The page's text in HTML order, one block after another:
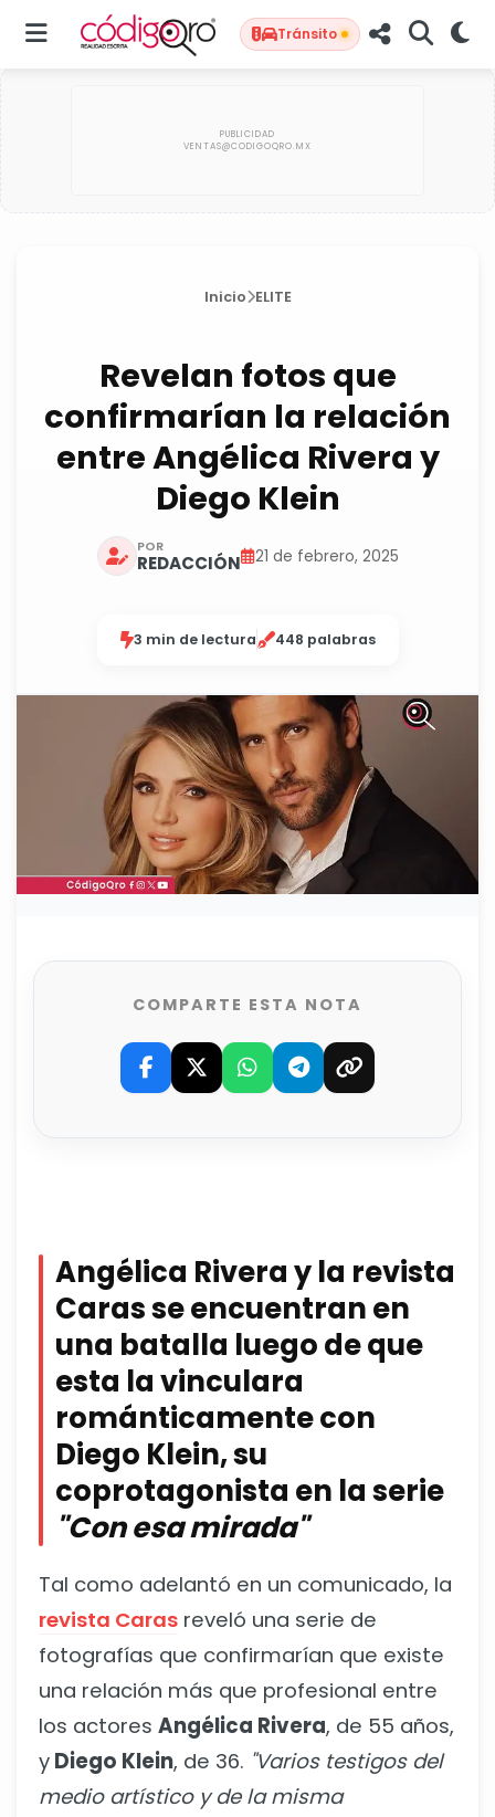
Tránsito
Inicio ELITE
Revelan fotos que
confirmarían la relación
entre Angélica Rivera y
Diego Klein
POR
REDACCIÓN 21 de febrero, 2025
3 min de lectura 448 palabras
COMPARTE ESTA NOTA
Angélica Rivera y la revista
Caras se encuentran en
una batalla luego de que
esta la vinculara
románticamente con
Diego Klein, su
coprotagonista en la serie
"Con esa mirada"
Tal como adelantó en un comunicado, la
revista Caras reveló una serie de
fotografías que confirmarían que existe
una relación más que profesional entre
los actores Angélica Rivera, de 55 años,
y Diego Klein, de 36. "Varios testigos del
medio artístico y de la misma